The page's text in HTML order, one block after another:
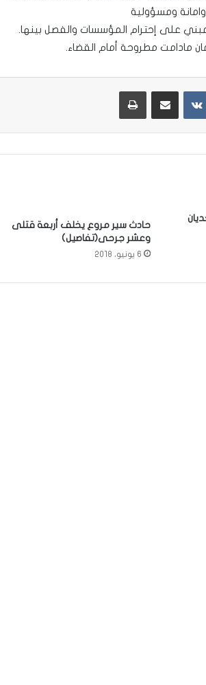
ومسؤولية
على إحترام المؤسسات والفصل بينها.
مادامت مطروحة أمام القضاء.
مشاركة عبر البريد طباعة
حادث سير مروع يخلف أربعة قتلى
وعشر جرحى(تفاصيل)
6 يونيو، 2018